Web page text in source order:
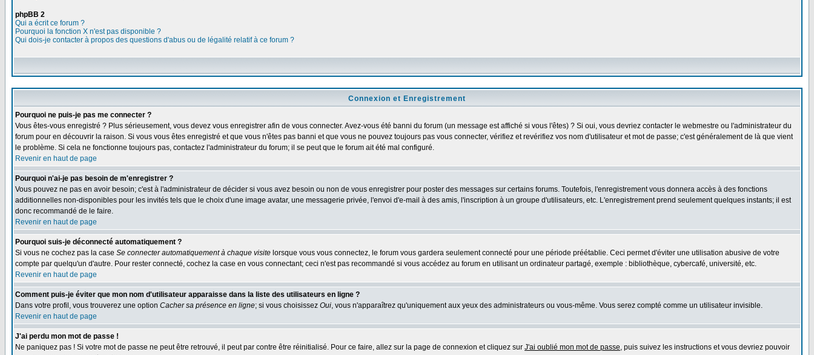
phpBB 2
Qui a écrit ce forum ?
Pourquoi la fonction X n'est pas disponible ?
Qui dois-je contacter à propos des questions d'abus ou de légalité relatif à ce forum ?
Connexion et Enregistrement
Pourquoi ne puis-je pas me connecter ?
Vous êtes-vous enregistré ? Plus sérieusement, vous devez vous enregistrer afin de vous connecter. Avez-vous été banni du forum (un message est affiché si vous l'êtes) ? Si oui, vous devriez contacter le webmestre ou l'administrateur du
forum pour en découvrir la raison. Si vous vous êtes enregistré et que vous n'êtes pas banni et que vous ne pouvez toujours pas vous connecter, vérifiez et revérifiez vos nom d'utilisateur et mot de passe; c'est généralement de là que vient
le problème. Si cela ne fonctionne toujours pas, contactez l'administrateur du forum; il se peut que le forum ait été mal configuré.
Revenir en haut de page
Pourquoi n'ai-je pas besoin de m'enregistrer ?
Vous pouvez ne pas en avoir besoin; c'est à l'administrateur de décider si vous avez besoin ou non de vous enregistrer pour poster des messages sur certains forums. Toutefois, l'enregistrement vous donnera accès à des fonctions
additionnelles non-disponibles pour les invités tels que le choix d'une image avatar, une messagerie privée, l'envoi d'e-mail à des amis, l'inscription à un groupe d'utilisateurs, etc. L'enregistrement prend seulement quelques instants; il est
donc recommandé de le faire.
Revenir en haut de page
Pourquoi suis-je déconnecté automatiquement ?
Si vous ne cochez pas la case Se connecter automatiquement à chaque visite lorsque vous vous connectez, le forum vous gardera seulement connecté pour une période préétablie. Ceci permet d'éviter une utilisation abusive de votre
compte par quelqu'un d'autre. Pour rester connecté, cochez la case en vous connectant; ceci n'est pas recommandé si vous accédez au forum en utilisant un ordinateur partagé, exemple : bibliothèque, cybercafé, université, etc.
Revenir en haut de page
Comment puis-je éviter que mon nom d'utilisateur apparaisse dans la liste des utilisateurs en ligne ?
Dans votre profil, vous trouverez une option Cacher sa présence en ligne; si vous choisissez Oui, vous n'apparaîtrez qu'uniquement aux yeux des administrateurs ou vous-même. Vous serez compté comme un utilisateur invisible.
Revenir en haut de page
J'ai perdu mon mot de passe !
Ne paniquez pas ! Si votre mot de passe ne peut être retrouvé, il peut par contre être réinitialisé. Pour ce faire, allez sur la page de connexion et cliquez sur J'ai oublié mon mot de passe, puis suivez les instructions et vous devriez pouvoir